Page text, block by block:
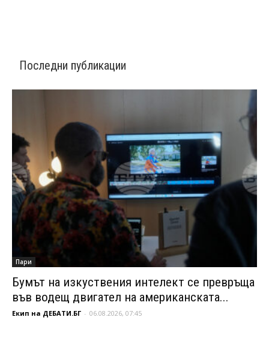
Последни публикации
Пари
Бумът на изкуствения интелект се превръща
във водещ двигател на американската...
Екип на ДЕБАТИ.БГ - 06.08.2026, 07:45